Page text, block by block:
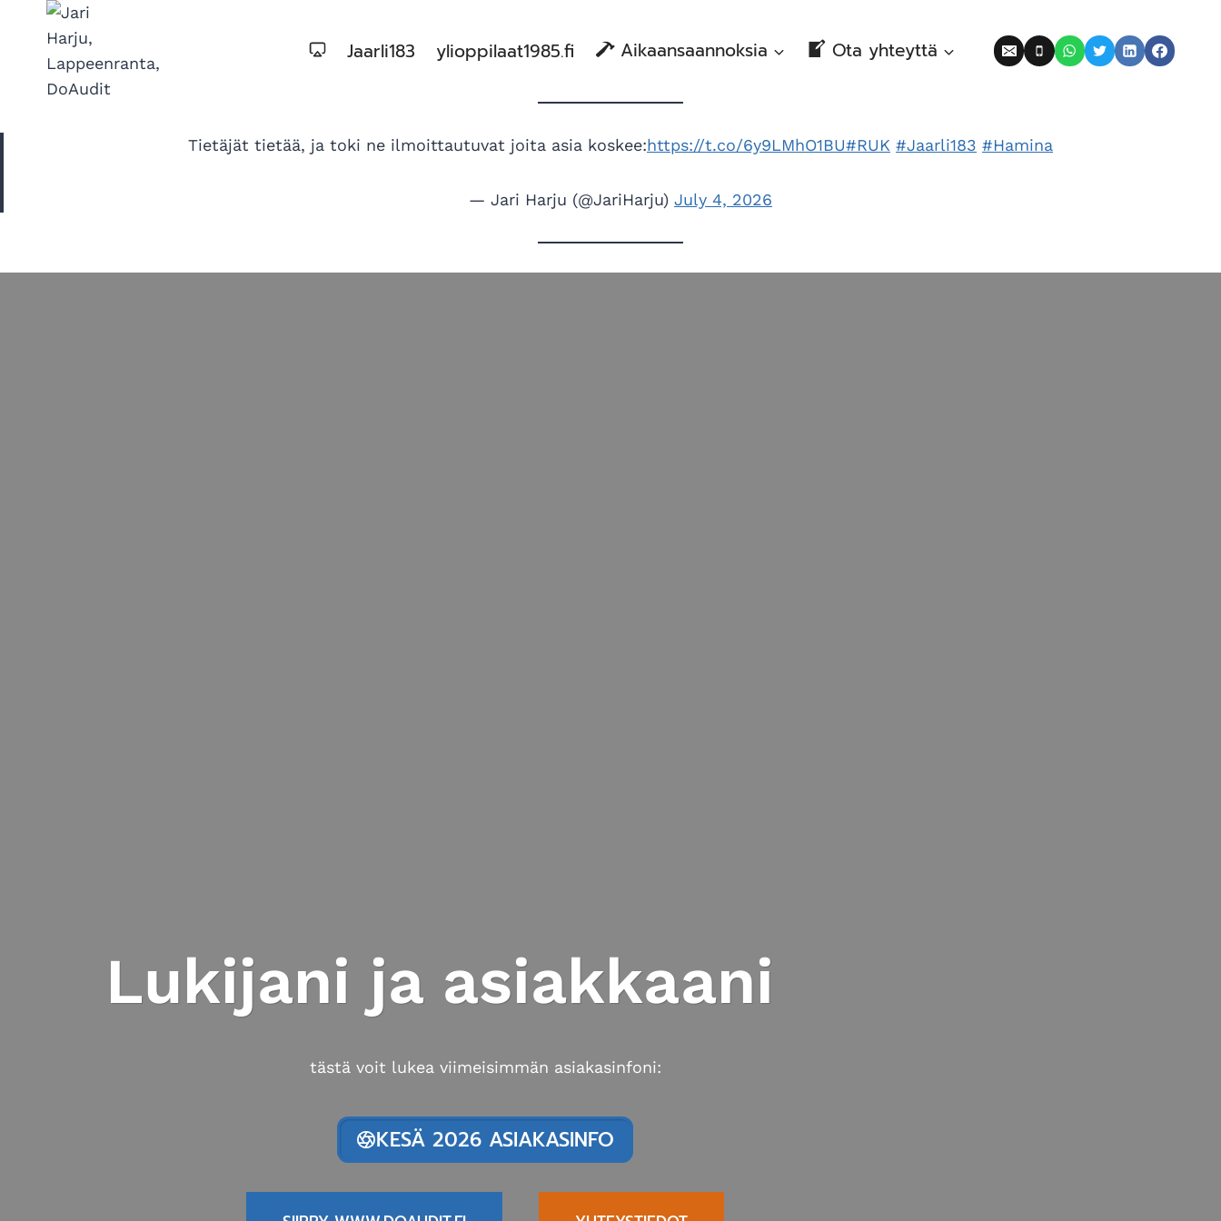
sisältöön
Jaarli183 ylioppilaat1985.fi Aikaansaannoksia Ota yhteyttä
Tietäjät tietää, ja toki ne ilmoittautuvat joita asia koskee:https://t.co/6y9LMhO1BU#RUK #Jaarli183 #Hamina
— Jari Harju (@JariHarju) July 4, 2026
Lukijani ja asiakkaani
tästä voit lukea viimeisimmän asiakasinfoni:
KESÄ 2026 ASIAKASINFO